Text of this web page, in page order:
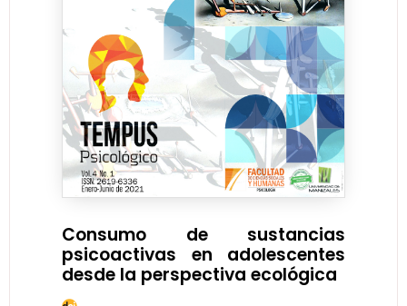
Consumo de sustancias
psicoactivas en adolescentes
desde la perspectiva ecológica